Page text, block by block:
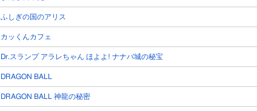
ふしぎの国のアリス
カッくんカフェ
Dr.スランプ アラレちゃん ほよよ! ナナバ城の秘宝
DRAGON BALL
DRAGON BALL 神龍の秘密